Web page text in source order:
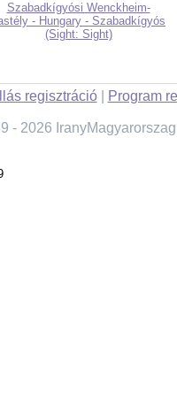
Szabadkígyósi Wenckheim-
- Hungary - Szabadkígyós
(Sight: Sight)
regisztráció| Program
- 2026